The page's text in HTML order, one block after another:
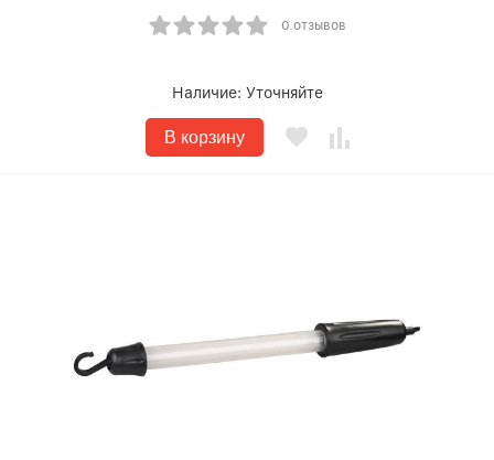
0 отзывов
Наличие: Уточняйте
В корзину